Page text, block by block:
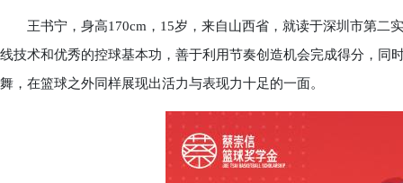
王书宁，身高170cm，15岁，来自山西省，就读于深圳市第二
线技术和优秀的控球基本功，善于利用节奏创造机会完成得分，同
舞，在篮球之外同样展现出活力与表现力十足的一面。